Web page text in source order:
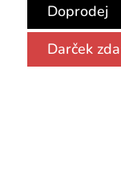
Doprodej
Darček